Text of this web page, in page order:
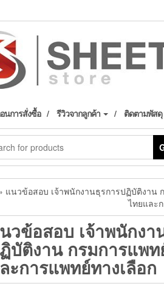
นการสั่งซื้อ รีวิวจากลูกค้า ติดตามพัสดุ
แนวข้อสอบ เจ้าพนักงานธุรการปฏิบัติงาน
ไทยและ
วข้อสอบ เจ้าพนักงา
บัติงาน กรมการแพ
ะการแพทย์ทางเลือก